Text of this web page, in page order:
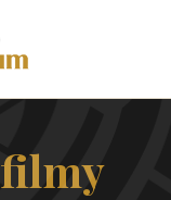
filmy